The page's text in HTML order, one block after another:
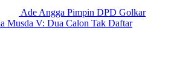
Ade Angga Pimpin DPD Golkar
Musda V: Dua Calon Tak Daftar